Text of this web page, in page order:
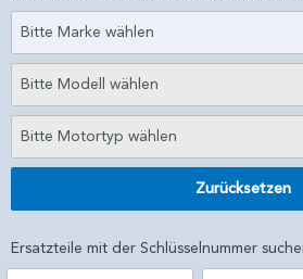
Bitte Marke wählen
Bitte Modell wählen
Bitte Motortyp wählen
Zurücksetzen
Ersatzteile mit der Schlüsselnummer